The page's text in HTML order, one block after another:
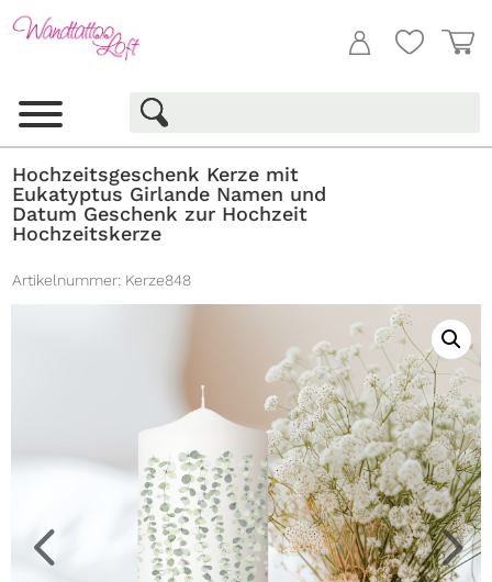
Hochzeitsgeschenk Kerze mit
Eukatyptus Girlande Namen und
Datum Geschenk zur Hochzeit
Hochzeitskerze
Artikelnummer: Kerze848